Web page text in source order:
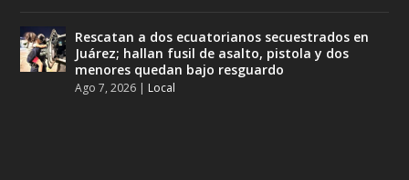
Rescatan a dos ecuatorianos secuestrados en
Juárez; hallan fusil de asalto, pistola y dos
menores quedan bajo resguardo
Ago 7, 2026 | Local